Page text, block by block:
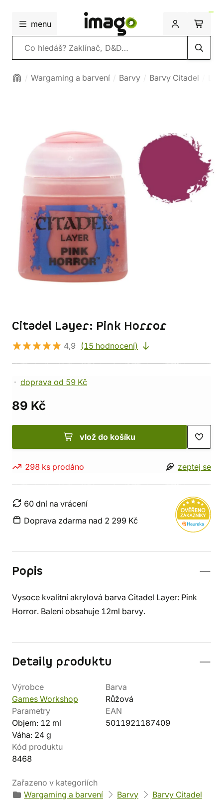
menu
Vyhledávání
Wargaming a barvení Barvy Barvy Citadel
Citadel Layer: Pink Horror
4,9 (15 hodnocení)
doprava od 59 Kč
89 Kč
vlož do košíku
298 ks prodáno zeptej se
60 dní na vrácení
Doprava zdarma nad 2 299 Kč
Popis
Vysoce kvalitní akrylová barva Citadel Layer: Pink
Horror. Balení obsahuje 12ml barvy.
Detaily produktu
Výrobce
Games Workshop
Barva
Růžová
Parametry
Objem: 12 ml
Váha: 24 g
EAN
5011921187409
Kód produktu
8468
Zařazeno v kategoriích
Wargaming a barvení
Barvy
Barvy Citadel